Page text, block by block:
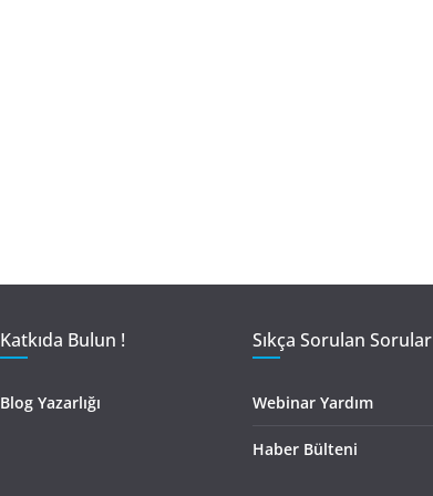
Katkıda Bulun !
Blog Yazarlığı
Sıkça Sorulan Sorular
Webinar Yardım
Haber Bülteni